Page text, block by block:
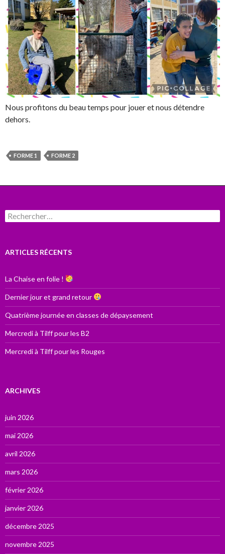
Nous profitons du beau temps pour jouer et nous détendre
dehors.
FORME 1 FORME 2
Rechercher :
ARTICLES RÉCENTS
La Chaise en folie !
Dernier jour et grand retour
Quatrième journée en classes de dépaysement
Mercredi à Tilff pour les B2
Mercredi à Tilff pour les Rouges
ARCHIVES
juin 2026
mai 2026
avril 2026
mars 2026
février 2026
janvier 2026
décembre 2025
novembre 2025